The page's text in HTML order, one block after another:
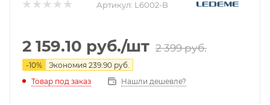
Артикул: L6002-B
2 159.10 руб./шт 2 399руб.
-10% Экономия 239.90 руб.
Товар под заказ
Нашли дешевле?